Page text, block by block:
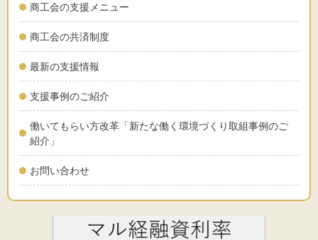
商工会の支援メニュー
商工会の共済制度
最新の支援情報
支援事例のご紹介
働いてもらい方改革「新たな働く環境づくり取組事例のご
紹介」
お問い合わせ